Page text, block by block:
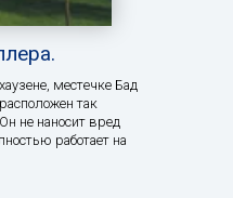
местечке Бад
так
не наносит вред
работает на